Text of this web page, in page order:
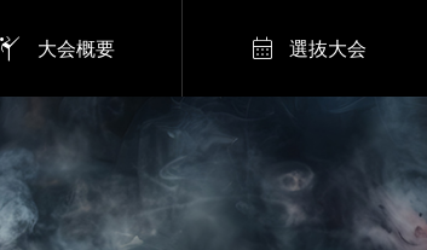
 大会概要  選抜大会